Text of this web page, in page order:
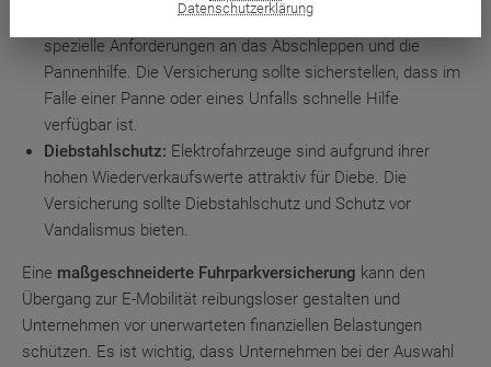
Abschlepp- und Pannenhilfe:Elektrofahrzeuge haben
spezielle Anforderungen an das Abschleppen und die
Pannenhilfe. Die Versicherung sollte sicherstellen, dass im
Falle einer Panne oder eines Unfalls schnelle Hilfe
verfügbar ist.
Diebstahlschutz: Elektrofahrzeuge sind aufgrund ihrer
hohen Wiederverkaufswerte attraktiv für Diebe. Die
Versicherung sollte Diebstahlschutz und Schutz vor
Vandalismus bieten.
Eine maßgeschneiderte Fuhrparkversicherung kann den
Übergang zur E-Mobilität reibungsloser gestalten und
Unternehmen vor unerwarteten finanziellen Belastungen
schützen. Es ist wichtig, dass Unternehmen bei der Auswahl
Datenschutzerklärung